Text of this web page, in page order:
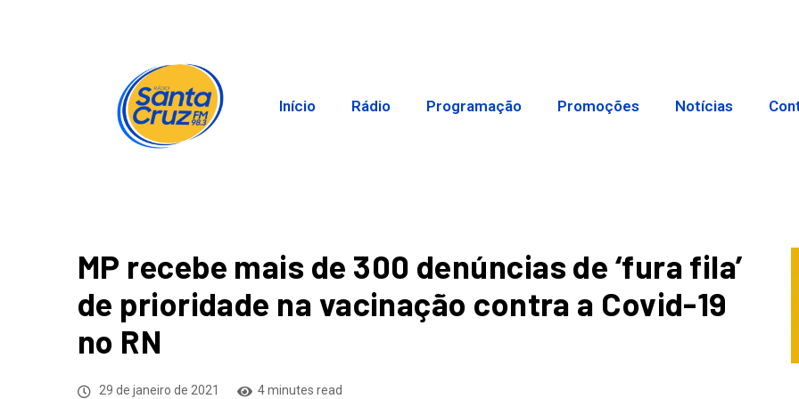
Início Rádio Programação Promoções Notícias
MP recebe mais de 300 denúncias de ‘fura fila’
de prioridade na vacinação contra a Covid-19
no RN
29 de janeiro de 2021 4 minutes read